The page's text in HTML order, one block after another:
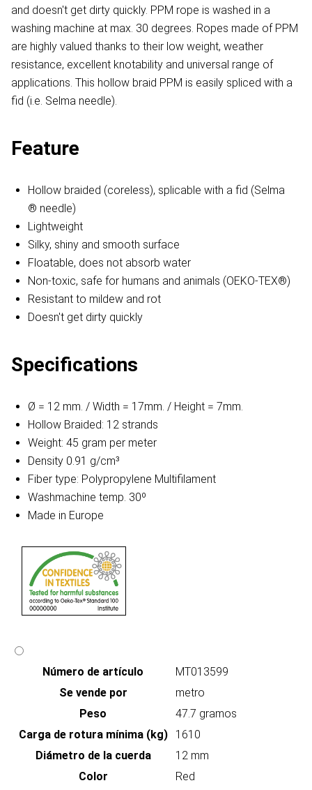
and doesn't get dirty quickly. PPM rope is washed in a
washing machine at max. 30 degrees. Ropes made of PPM
are highly valued thanks to their low weight, weather
resistance, excellent knotability and universal range of
applications. This hollow braid PPM is easily spliced with a
fid (i.e. Selma needle).
Feature
Hollow braided (coreless), splicable with a fid (Selma
® needle)
Lightweight
Silky, shiny and smooth surface
Floatable, does not absorb water
Non-toxic, safe for humans and animals (OEKO-TEX®)
Resistant to mildew and rot
Doesn't get dirty quickly
Specifications
Ø = 12 mm. / Width = 17mm. / Height = 7mm.
Hollow Braided: 12 strands
Weight: 45 gram per meter
Density 0.91 g/cm³
Fiber type: Polypropylene Multifilament
Washmachine temp. 30º
Made in Europe
Número de artículo
MT013599
Se vende por
metro
Peso
47.7 gramos
Carga de rotura mínima (kg)
1610
Diámetro de la cuerda
12 mm
Color
Red